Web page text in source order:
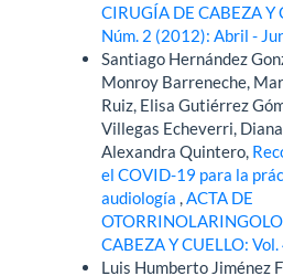
CIRUGÍA DE CABEZA Y
Núm. 2 (2012): Abril -
Santiago Hernández
Monroy Barreneche,
Ruiz, Elisa Gutiérrez
Villegas Echeverri,
Alexandra Quintero,
el COVID-19 para la
audiología,ACTA DE
CABEZA Y CUELLO:
Luis Humberto Jiménez